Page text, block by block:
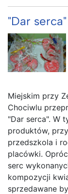
"Dar serca"
Miejskim przy
Chociwlu
"Dar serca". W
produktów,
przedszkola i
placówki.
serc
kompozycji
sprzedawane